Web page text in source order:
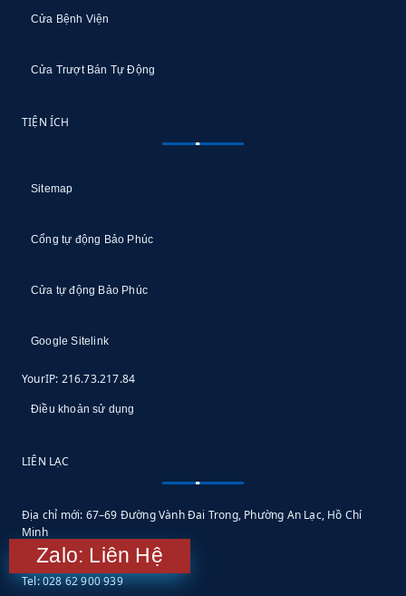
Cửa Bệnh Viện
Cửa Trượt Bán Tự Động
TIỆN ÍCH
Sitemap
Cổng tự động Bảo Phúc
Cửa tự động Bảo Phúc
Google Sitelink
YourIP: 216.73.217.84
Điều khoản sử dụng
LIÊN LẠC
Địa chỉ mới: 67–69 Đường Vành Đai Trong, Phường An Lạc, Hồ Chí
Minh
Email: info@baophuc.vn
Tel: 028 62 900 939
Zalo: Liên Hệ